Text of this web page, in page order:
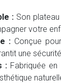
: Son
votre
: Conçue
une
:Fabriquée en